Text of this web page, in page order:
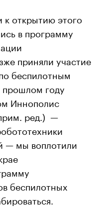
открытию этого
в программу
приняли участие
беспилотным
году
Иннополис
ред.) —
— мы воплотили
беспилотных